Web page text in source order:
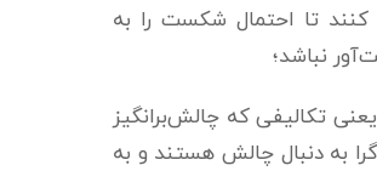
کنند تا احتمال شکست را به
نباشد؛
تکالیفی که چالش‌برانگیز
به دنبال چالش هستند و به